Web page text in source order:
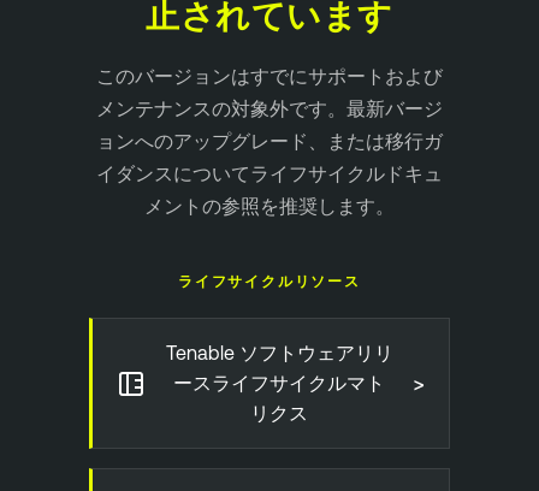
止されています
このバージョンはすでにサポートおよび
メンテナンスの対象外です。最新バージ
ョンへのアップグレード、または移行ガ
イダンスについてライフサイクルドキュ
メントの参照を推奨します。
ライフサイクルリソース
Tenable ソフトウェアリリ
ースライフサイクルマト
リクス
>